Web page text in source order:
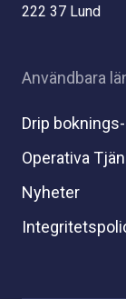
222 37 Lund
Användbara
Drip
Operativa
Nyheter